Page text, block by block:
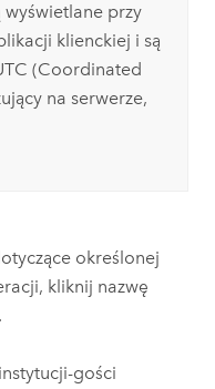
przy
klienckiej i są
(Coordinated
na serwerze,
określonej
kliknij nazwę
gości